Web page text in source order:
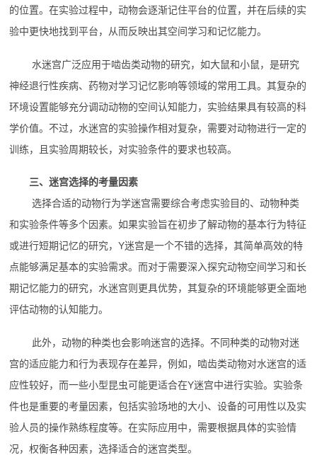
的位置。在实验过程中，动物会逐渐记住平台的位置，并在后续的实
验中更快地找到平台，从而反映出其空间学习和记忆能力。
水迷宫广泛应用于啮齿类动物的研究，如大鼠和小鼠，是研究
神经退行性疾病、药物对学习记忆影响等领域的常用工具。其复杂的
环境设置能够充分调动动物的空间认知能力，实验结果具有较高的科
学价值。不过，水迷宫的实验操作相对复杂，需要对动物进行一定的
训练，且实验周期较长，对实验条件的要求也较高。
三、迷宫选择的考量因素
选择合适的动物行为学迷宫需要综合考虑实验目的、动物种类
和实验条件等多个因素。如果实验旨在初步了解动物的基本行为特征
或进行短期记忆的研究，Y迷宫是一个不错的选择，其简单高效的特
点能够满足基本的实验需求。而对于需要深入探究动物空间学习和长
期记忆能力的研究，水迷宫则更具优势，其复杂的环境能够更全面地
评估动物的认知能力。
此外，动物的种类也会影响迷宫的选择。不同种类的动物对迷
宫的适应能力和行为表现存在差异，例如，啮齿类动物对水迷宫的适
应性较好，而一些小型昆虫可能更适合在Y迷宫中进行实验。实验条
件也是重要的考量因素，包括实验场地的大小、设备的可用性以及实
验人员的操作熟练程度等。在实际应用中，需要根据具体的实验情
况，权衡各种因素，选择适合的迷宫类型。